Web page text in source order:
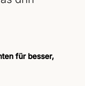
für besser,